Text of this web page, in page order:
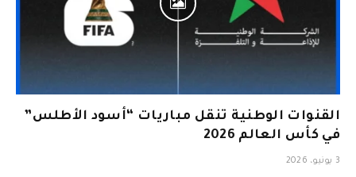
القنوات الوطنية تنقل مباريات “أسود الأطلس”
في كأس العالم 2026
3 يونيو، 2026